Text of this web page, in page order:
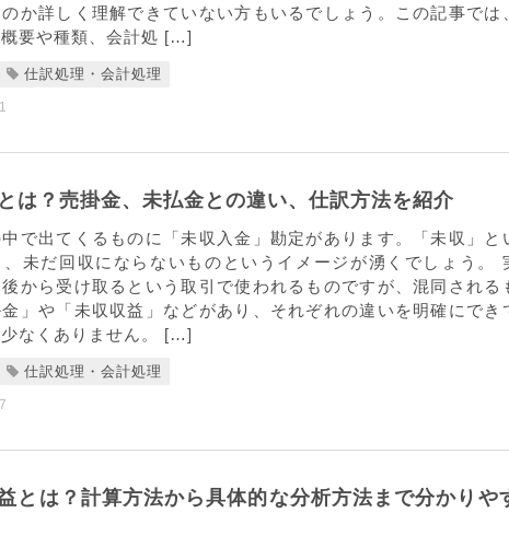
か詳しく理解できていない方もいるでしょう。この記事では
概要や種類、会計処 […]
仕訳処理・会計処理
は？売掛金、未払金との違い、仕訳方法を紹介
で出てくるものに「未収入金」勘定があります。「未収」と
、未だ回収にならないものというイメージが湧くでしょう。
から受け取るという取引で使われるものですが、混同される
」や「未収収益」などがあり、それぞれの違いを明確にでき
なくありません。 […]
仕訳処理・会計処理
とは？計算方法から具体的な分析方法まで分かりや